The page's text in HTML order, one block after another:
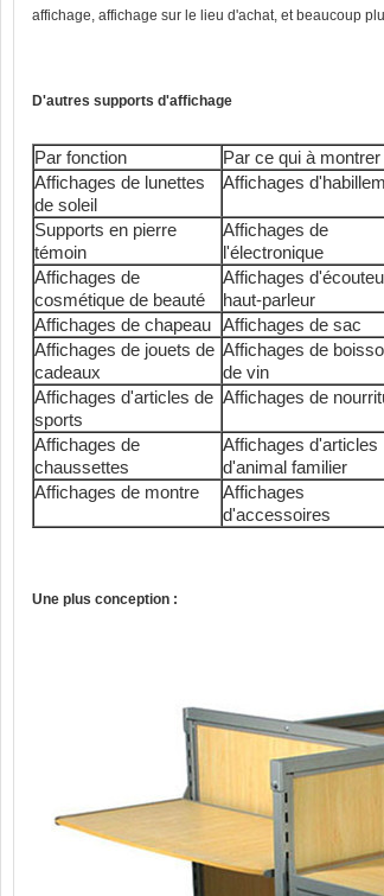
affichage, affichage sur le lieu d'achat, et beaucoup
D'autres supports d'affichage
Par fonction Par ce qui à montrer
Affichages de lunettes
de soleil
Affichages
Supports en pierre
témoin
Affichages de
l'électronique
Affichages de
cosmétique de beauté
Affichages
haut-parleur
Affichages de chapeau Affichages de sac
Affichages de jouets de
cadeaux
Affichages de
de vin
Affichages d'articles de
sports
Affichages de
Affichages de
chaussettes
Affichages d'articles
d'animal familier
Affichages de montre
Affichages
d'accessoires
Une plus conception :